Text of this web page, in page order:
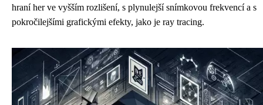
hraní her ve vyšším rozlišení, s plynulejší snímkovou frekvencí a s
pokročilejšími grafickými efekty, jako je ray tracing.